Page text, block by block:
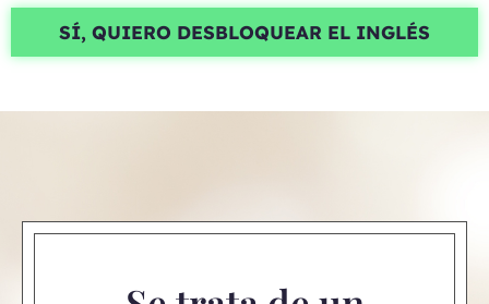
SÍ, QUIERO DESBLOQUEAR EL INGLÉS